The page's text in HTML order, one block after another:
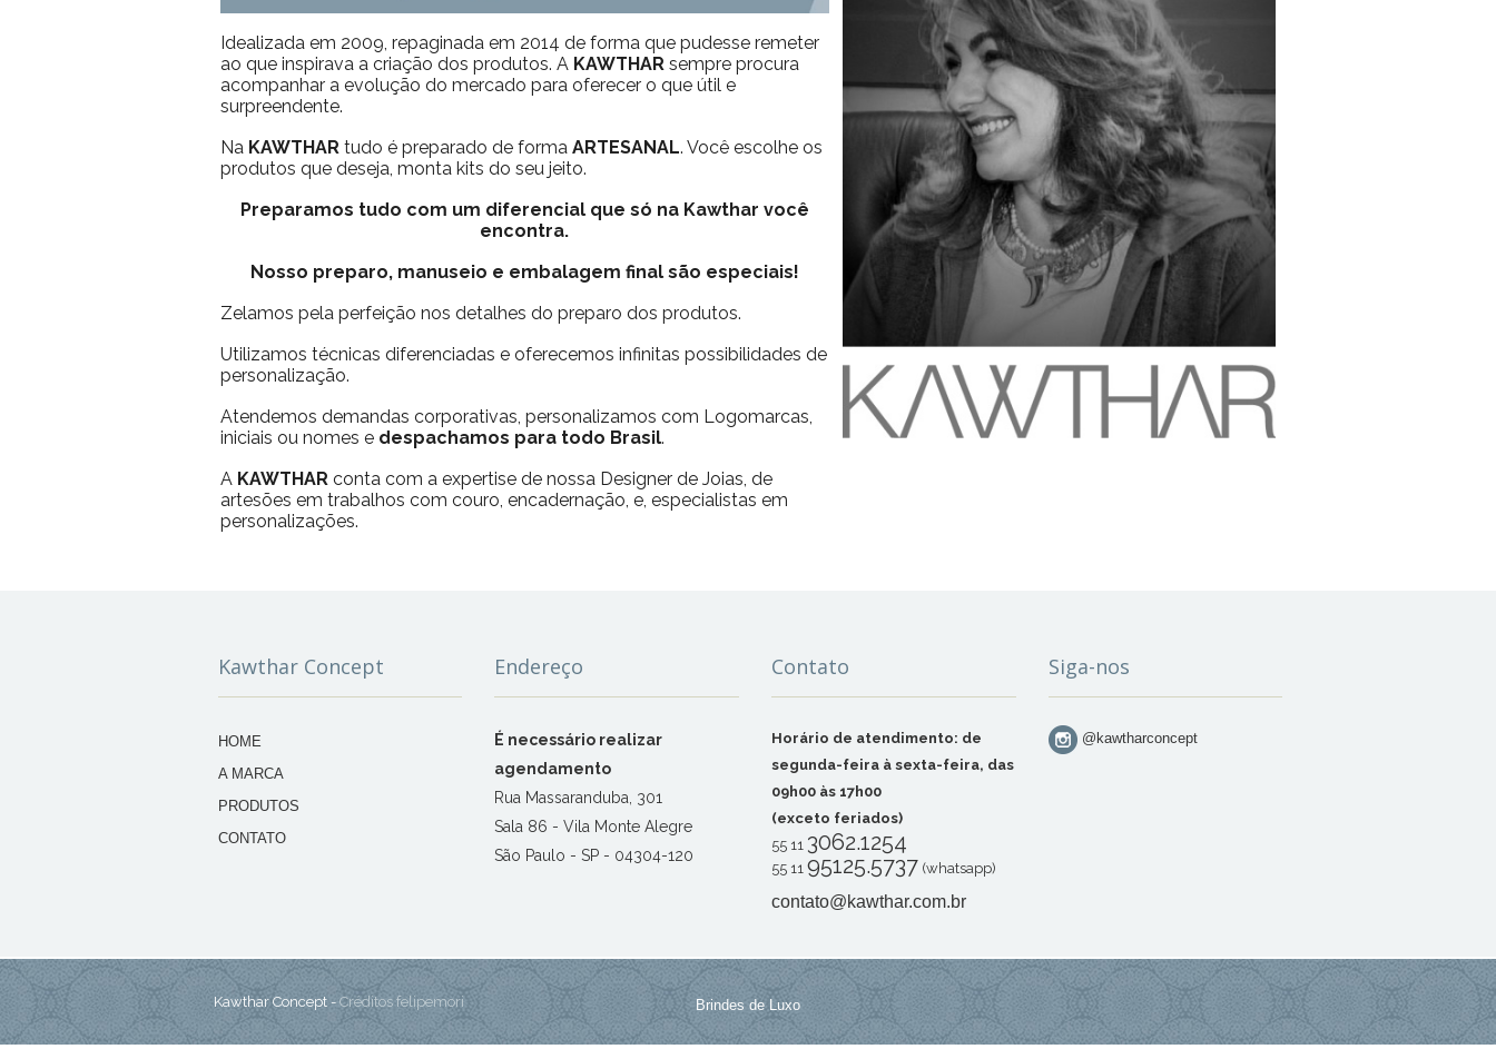
Idealizada em 2009, repaginada em 2014 de forma que pudesse remeter
ao que inspirava a criação dos produtos. A KAWTHARsempre procura
acompanhar a evolução do mercado para oferecer o que útil e
surpreendente.
Na KAWTHARtudo é preparado de forma ARTESANAL. Você escolhe os
produtos que deseja, monta kits do seu jeito.
Preparamos tudo com um diferencial que só na Kawthar você
encontra.
Nosso preparo, manuseio e embalagem final são especiais!
Zelamos pela perfeição nos detalhes do preparo dos produtos.
Utilizamos técnicas diferenciadas e oferecemos infinitas possibilidades de
personalização.
Atendemos demandas corporativas, personalizamos com Logomarcas,
iniciais ou nomes e despachamos para todo Brasil.
A KAWTHARconta com a expertise de nossa Designer de Joias, de
artesões em trabalhos com couro, encadernação, e, especialistas em
personalizações.
Kawthar Concept
HOME
A MARCA
PRODUTOS
CONTATO
Endereço
É necessário realizar
agendamento
Rua Massaranduba, 301
Sala 86 - Vila Monte Alegre
São Paulo - SP - 04304-120
Contato
Horário de atendimento: de
segunda-feira à sexta-feira, das
09h00 às 17h00
(exceto feriados)
55 11 3062.1254
55 1195125.5737 (whatsapp)
contato@kawthar.com.br
Siga-nos
@kawtharconcept
Kawthar Concept - Créditos felipemori Brindes de Luxo